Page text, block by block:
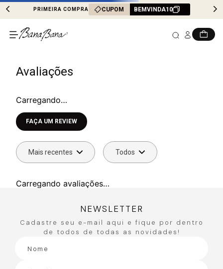
PRIMEIRA COMPRA CUPOM BEMVINDA10
Avaliações
Carregando…
Faça login para escrever uma avaliação.
Mais recentes Todos
Carregando avaliações…
NEWSLETTER
Cadastre seu e-mail aqui e fique por dentro
de todos de todas as novidades!